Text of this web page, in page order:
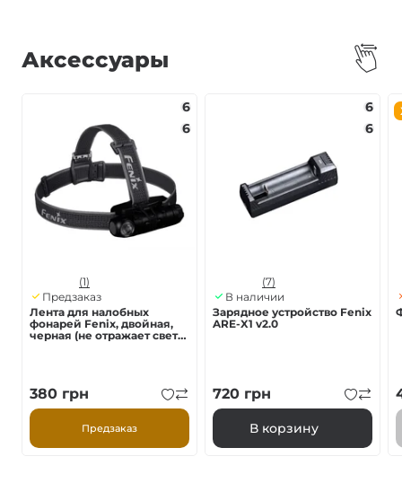
Аксессуары
6
6
(1)
Предзаказ
Лента для налобных
фонарей Fenix, двойная,
черная (не отражает свет)
380 грн
Предзаказ
6
6
(7)
В наличии
Зарядное устройство Fenix
ARE-X1 v2.0
720 грн
В корзину